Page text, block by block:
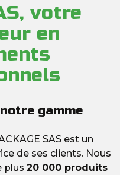
votre
en
gamme
SAS est un
de ses clients. Nous
plus 20 000 produits